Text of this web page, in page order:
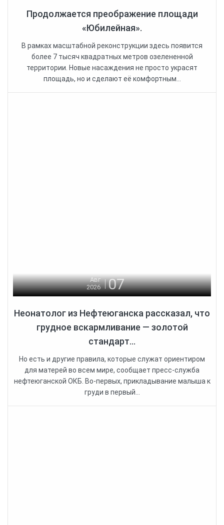
Продолжается преображение площади
«Юбилейная».
В рамках масштабной реконструкции здесь появится
более 7 тысяч квадратных метров озелененной
территории. Новые насаждения не просто украсят
площадь, но и сделают её комфортным...
Авг
2026
07
Неонатолог из Нефтеюганска рассказал, что
грудное вскармливание — золотой
стандарт...
Но есть и другие правила, которые служат ориентиром
для матерей во всем мире, сообщает пресс-служба
нефтеюганской ОКБ. Во-первых, прикладывание малыша к
груди в первый...